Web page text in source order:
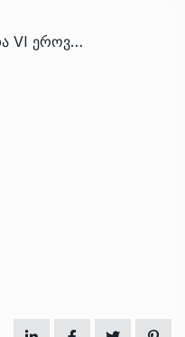
/ საქართველოს ეკონომისტთა VI ეროვნული სამეცნიერო კონფერენცია